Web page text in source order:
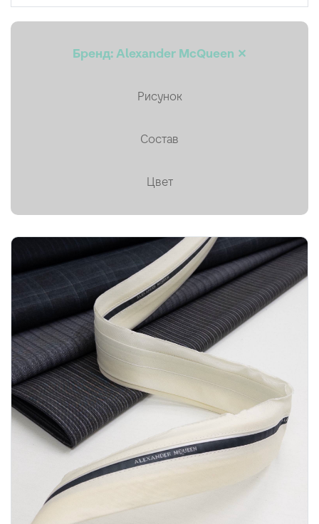
Лён
Платки, палантины, шарфы
Тафта
Твид
Ткани на мембране
Тренчевые
Трикотаж
Хлопок
Шелк
Шитьё
Бренд: Alexander McQueen ✕
Рисунок
Состав
Цвет